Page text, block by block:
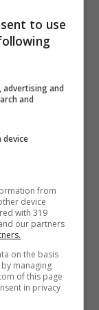
fino a 2000€
to use
advertising and
and
device
from
device
with 319
our partners
on the basis
managing
of this page
in privacy